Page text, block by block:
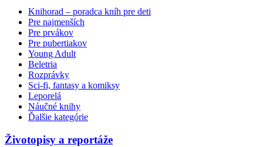
Knihorad – poradca kníh pre deti
Pre najmenších
Pre prvákov
Pre pubertiakov
Young Adult
Beletria
Rozprávky
Sci-fi, fantasy a komiksy
Leporelá
Náučné knihy
Ďalšie kategórie
Životopisy a reportáže